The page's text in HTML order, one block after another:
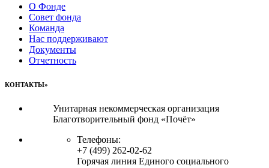
О Фонде
Совет фонда
Команда
Нас поддерживают
Документы
Отчетность
КОНТАКТЫ»
Унитарная некоммерческая организация
Благотворительный фонд «Почёт»
Телефоны:
+7 (499) 262-02-62
Горячая линия Единого социального